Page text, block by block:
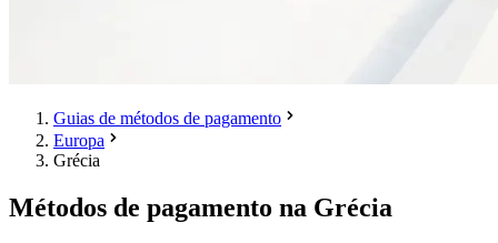
Guias de métodos de pagamento
Europa
Grécia
Métodos de pagamento na Grécia